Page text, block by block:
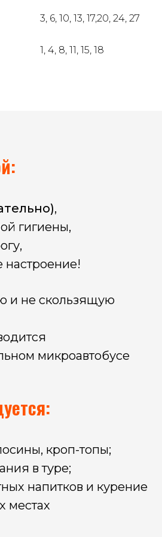
3, 6, 10, 13, 17,20, 24, 27
1, 4, 8, 11, 15, 18
,
гигиены,
настроение!
и не скользящую
микроавтобусе
кроп-топы;
в туре;
напитков и курение
местах